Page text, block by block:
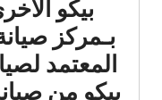
بيكو
بـمركز
المعتمد
بيكو من